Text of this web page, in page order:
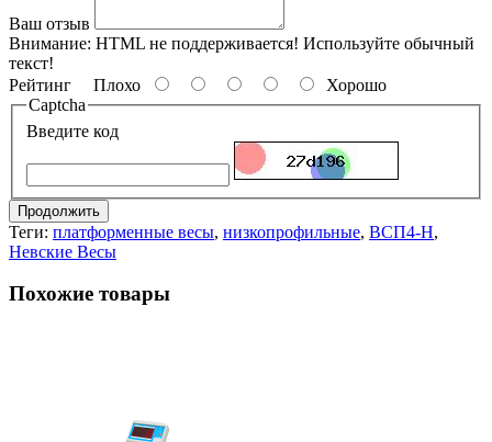
Ваш отзыв
Внимание: HTML не поддерживается! Используйте обычный
текст!
Рейтинг Плохо
Хорошо
Captcha
Введите код
Продолжить
Теги: платформенные весы, низкопрофильные, ВСП4-Н,
Невские Весы
Похожие товары